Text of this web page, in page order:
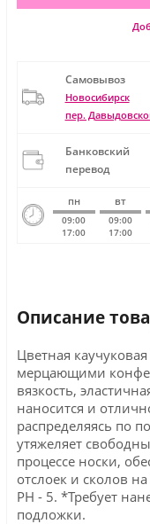
Самовывоз
Новосибирск
пер.
Банковский
перевод
пн вт
09:00
17:00
09:00
17:00
Описание
Цветная
мерцающими
вязкость,
наносится и
распределяясь по
утяжеляет
процессе носки,
отслоек и сколов
PH - 5. *Требует
подложки.